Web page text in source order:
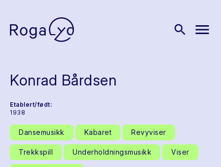
search menu
Konrad Bårdsen
Etablert/født:
1938
Dansemusikk Kabaret Revyviser
Trekkspill Underholdningsmusikk Viser